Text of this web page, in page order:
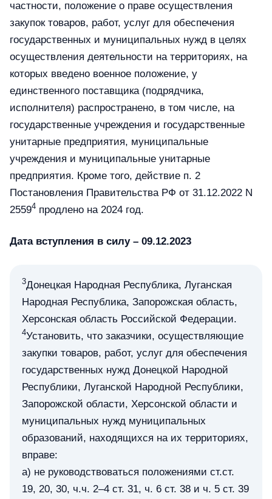
частности, положение о праве осуществления
закупок товаров, работ, услуг для обеспечения
государственных и муниципальных нужд в целях
осуществления деятельности на территориях, на
которых введено военное положение, у
единственного поставщика (подрядчика,
исполнителя) распространено, в том числе, на
государственные учреждения и государственные
унитарные предприятия, муниципальные
учреждения и муниципальные унитарные
предприятия. Кроме того, действие п. 2
Постановления Правительства РФ от 31.12.2022 N
25594 продлено на 2024 год.
Дата вступления в силу – 09.12.2023
3Донецкая Народная Республика, Луганская
Народная Республика, Запорожская область,
Херсонская область Российской Федерации.
4Установить, что заказчики, осуществляющие
закупки товаров, работ, услуг для обеспечения
государственных нужд Донецкой Народной
Республики, Луганской Народной Республики,
Запорожской области, Херсонской области и
муниципальных нужд муниципальных
образований, находящихся на их территориях,
вправе:
а) не руководствоваться положениями ст.ст.
19, 20, 30, ч.ч. 2–4 ст. 31, ч. 6 ст. 38 и ч. 5 ст. 39